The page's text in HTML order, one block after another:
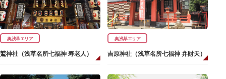
奥浅草エリア
鷲神社（浅草名所七福神 寿老人）
奥浅草エリア
吉原神社（浅草名所七福神 弁財天）